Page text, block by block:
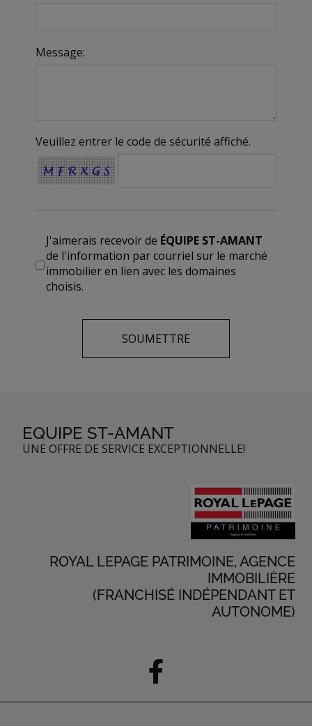
Message:
Veuillez entrer le code de sécurité affiché.
J'aimerais recevoir de ÉQUIPE ST-AMANT
de l'information par courriel sur le marché
immobilier en lien avec les domaines
choisis.
EQUIPE ST-AMANT
UNE OFFRE DE SERVICE EXCEPTIONNELLE!
ROYAL LEPAGE PATRIMOINE, AGENCE
IMMOBILIÈRE
(FRANCHISÉ INDÉPENDANT ET
AUTONOME)